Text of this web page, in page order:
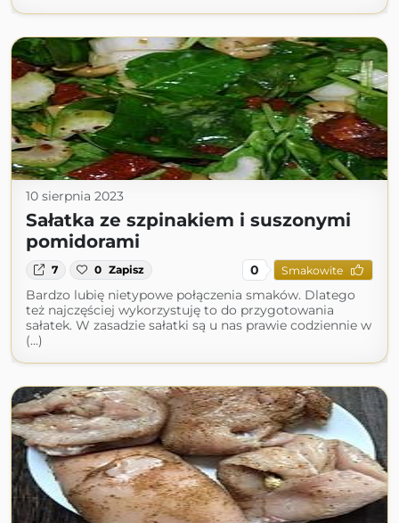
10 sierpnia 2023
Sałatka ze szpinakiem i suszonymi
pomidorami
7 0 Zapisz 0 Smakowite
Bardzo lubię nietypowe połączenia smaków. Dlatego
też najczęściej wykorzystuję to do przygotowania
sałatek. W zasadzie sałatki są u nas prawie codziennie w
(...)